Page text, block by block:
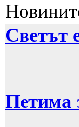
Светът
Петима